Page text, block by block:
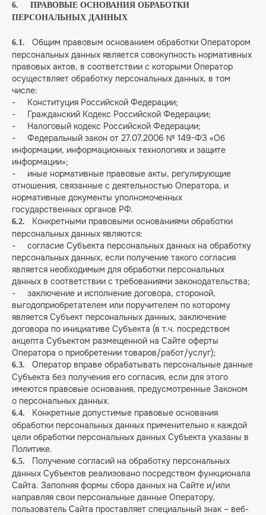
6. ПРАВОВЫЕ ОСНОВАНИЯ ОБРАБОТКИ
ПЕРСОНАЛЬНЫХ ДАННЫХ
6.1. Общим правовым основанием обработки Оператором
персональных данных является совокупность нормативных
правовых актов, в соответствии с которыми Оператор
осуществляет обработку персональных данных, в том
числе:
- Конституция Российской Федерации;
- Гражданский Кодекс Российской Федерации;
- Налоговый кодекс Российской Федерации;
- Федеральный закон от 27.07.2006 № 149-ФЗ «Об
информации, информационных технологиях и защите
информации»;
- иные нормативные правовые акты, регулирующие
отношения, связанные с деятельностью Оператора, и
нормативные документы уполномоченных
государственных органов РФ.
6.2. Конкретными правовыми основаниями обработки
персональных данных являются:
- согласие Субъекта персональных данных на обработку
персональных данных, если получение такого согласия
является необходимым для обработки персональных
данных в соответствии с требованиями законодательства;
- заключение и исполнение договора, стороной,
выгодоприобретателем или поручителем по которому
является Субъект персональных данных, заключение
договора по инициативе Субъекта (в т.ч. посредством
акцепта Субъектом размещенной на Сайте оферты
Оператора о приобретении товаров/работ/услуг);
6.3. Оператор вправе обрабатывать персональные данные
Субъекта без получения его согласия, если для этого
имеются правовые основания, предусмотренные Законом
о персональных данных.
6.4. Конкретные допустимые правовые основания
обработки персональных данных применительно к каждой
цели обработки персональных данных Субъекта указаны в
Политике.
6.5. Получение согласий на обработку персональных
данных Субъектов реализовано посредством функционала
Сайта. Заполняя формы сбора данных на Сайте и/или
направляя свои персональные данные Оператору,
пользователь Сайта проставляет специальный знак – веб-